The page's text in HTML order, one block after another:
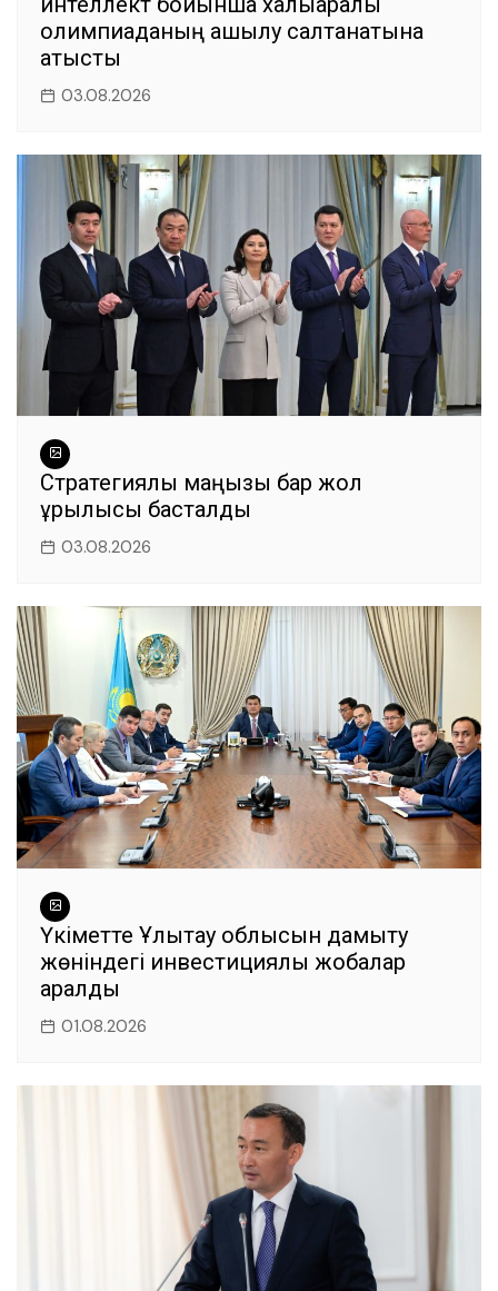
олимпиаданың ашылу салтанатына
қатысты
03.08.2026
Стратегиялық маңызы бар жол
құрылысы басталды
03.08.2026
Үкіметте Ұлытау облысын дамыту
жөніндегі инвестициялық жобалар
қаралды
01.08.2026